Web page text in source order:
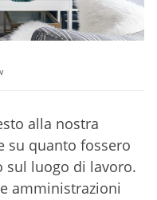
alla nostra
su quanto fossero
sul luogo di lavoro.
amministrazioni